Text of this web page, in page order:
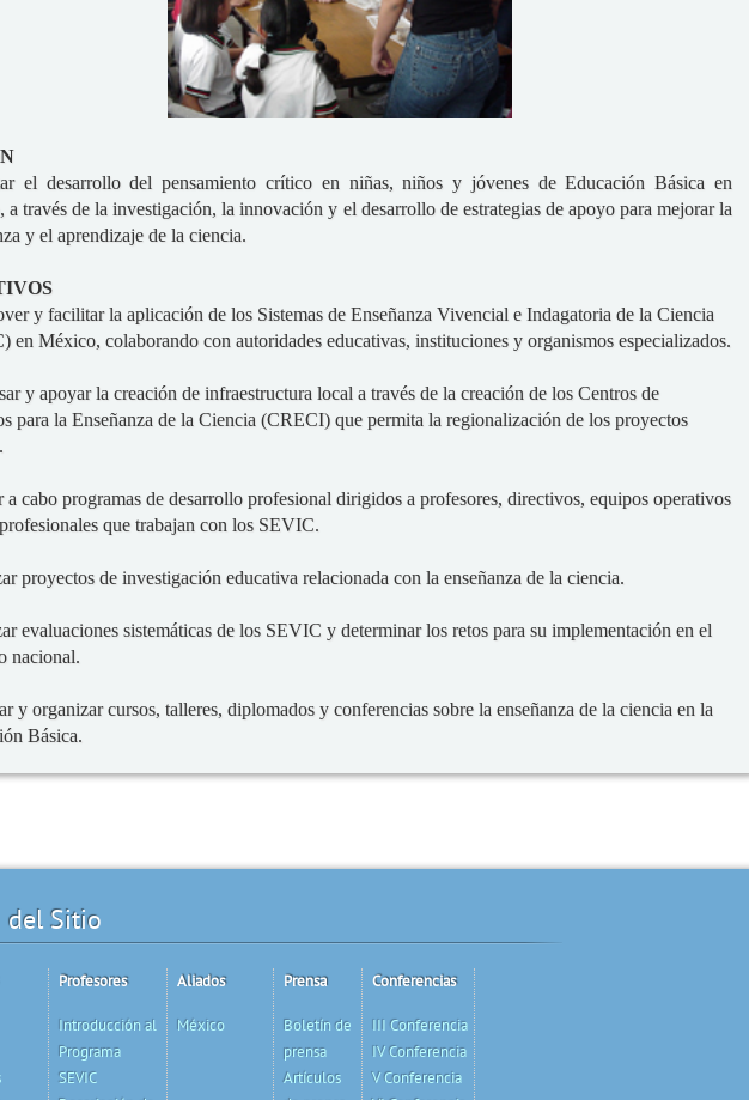
el desarrollo del pensamiento crítico en niñas, niños y jóvenes de Educación Básica en
a través de la investigación, la innovación y el desarrollo de estrategias de apoyo para mejorar la
y el aprendizaje de la ciencia.
y facilitar la aplicación de los Sistemas de Enseñanza Vivencial e Indagatoria de la Ciencia
en México, colaborando con autoridades educativas, instituciones y organismos especializados.
y apoyar la creación de infraestructura local a través de la creación de los Centros de
para la Enseñanza de la Ciencia (CRECI) que permita la regionalización de los proyectos
a cabo programas de desarrollo profesional dirigidos a profesores, directivos, equipos operativos
que trabajan con los SEVIC.
proyectos de investigación educativa relacionada con la enseñanza de la ciencia.
evaluaciones sistemáticas de los SEVIC y determinar los retos para su implementación en el
nacional.
y organizar cursos, talleres, diplomados y conferencias sobre la enseñanza de la ciencia en la
Básica.
del Sitio
Profesores
Introducción al
Programa
SEVIC
Aliados
México
Prensa
Boletín de
prensa
Artículos
Conferencias
III Conferencia
IV Conferencia
V Conferencia